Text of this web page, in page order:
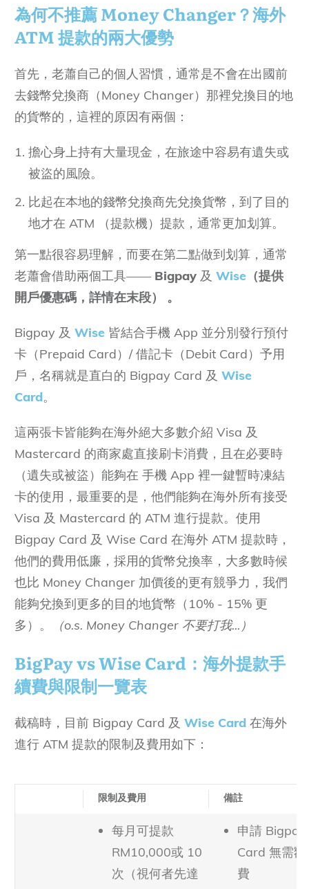
兩大優勢
BigPay vs Wise Card：海外提款手續費與限制
結論：BigPay 與 Wise 該選哪一張？
選令吉結算！
BigPay 及 Wise 開戶優惠
繼續閱讀：出國刷卡攻略 (下)：Wise 匯率雖
好，為何我堅持刷 Maybank 信用卡？
為何不推薦 Money Changer？海外
ATM 提款的兩大優勢
首先，老蕭自己的個人習慣，通常是不會在出國前
去錢幣兌換商（Money Changer）那裡兌換目的地
的貨幣的，這裡的原因有兩個：
擔心身上持有大量現金，在旅途中容易有遺失或
被盜的風險。
比起在本地的錢幣兌換商先兌換貨幣，到了目的
地才在 ATM （提款機）提款，通常更加划算。
第一點很容易理解，而要在第二點做到划算，通常
老蕭會借助兩個工具—— Bigpay 及 Wise （提供
開戶優惠碼，詳情在末段） 。
Bigpay 及 Wise 皆結合手機 App 並分別發行預付
卡（Prepaid Card）/ 借記卡（Debit Card）予用
戶，名稱就是直白的 Bigpay Card 及 Wise
Card。
這兩張卡皆能夠在海外絕大多數介紹 Visa 及
Mastercard 的商家處直接刷卡消費，且在必要時
（遺失或被盜）能夠在 手機 App 裡一鍵暫時凍結
卡的使用，最重要的是，他們能夠在海外所有接受
Visa 及 Mastercard 的 ATM 進行提款。使用
Bigpay Card 及 Wise Card 在海外 ATM 提款時，
他們的費用低廉，採用的貨幣兌換率，大多數時候
也比 Money Changer 加價後的更有競爭力，我們
能夠兌換到更多的目的地貨幣（10% - 15% 更
多）。
（o.s. Money Changer 不要打我...）
BigPay vs Wise Card：海外提款手
續費與限制一覽表
截稿時，目前 Bigpay Card 及 Wise Card 在海外
進行 ATM 提款的限制及費用如下：
限制及費用
備註
每月可提款
RM10,000或 10
次（視何者先達
申請 Bigpay
Card 無需
費